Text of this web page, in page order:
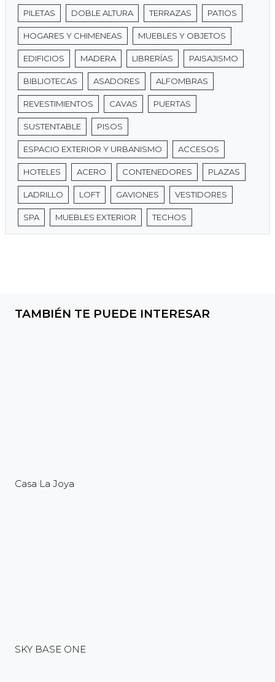
PILETAS DOBLE ALTURA TERRAZAS PATIOS
HOGARES Y CHIMENEAS MUEBLES Y OBJETOS
EDIFICIOS MADERA LIBRERÍAS PAISAJISMO
BIBLIOTECAS ASADORES ALFOMBRAS
REVESTIMIENTOS CAVAS PUERTAS
SUSTENTABLE PISOS
ESPACIO EXTERIOR Y URBANISMO ACCESOS
HOTELES ACERO CONTENEDORES PLAZAS
LADRILLO LOFT GAVIONES VESTIDORES
SPA MUEBLES EXTERIOR TECHOS
TAMBIÉN TE PUEDE INTERESAR
Casa La Joya
SKY BASE ONE